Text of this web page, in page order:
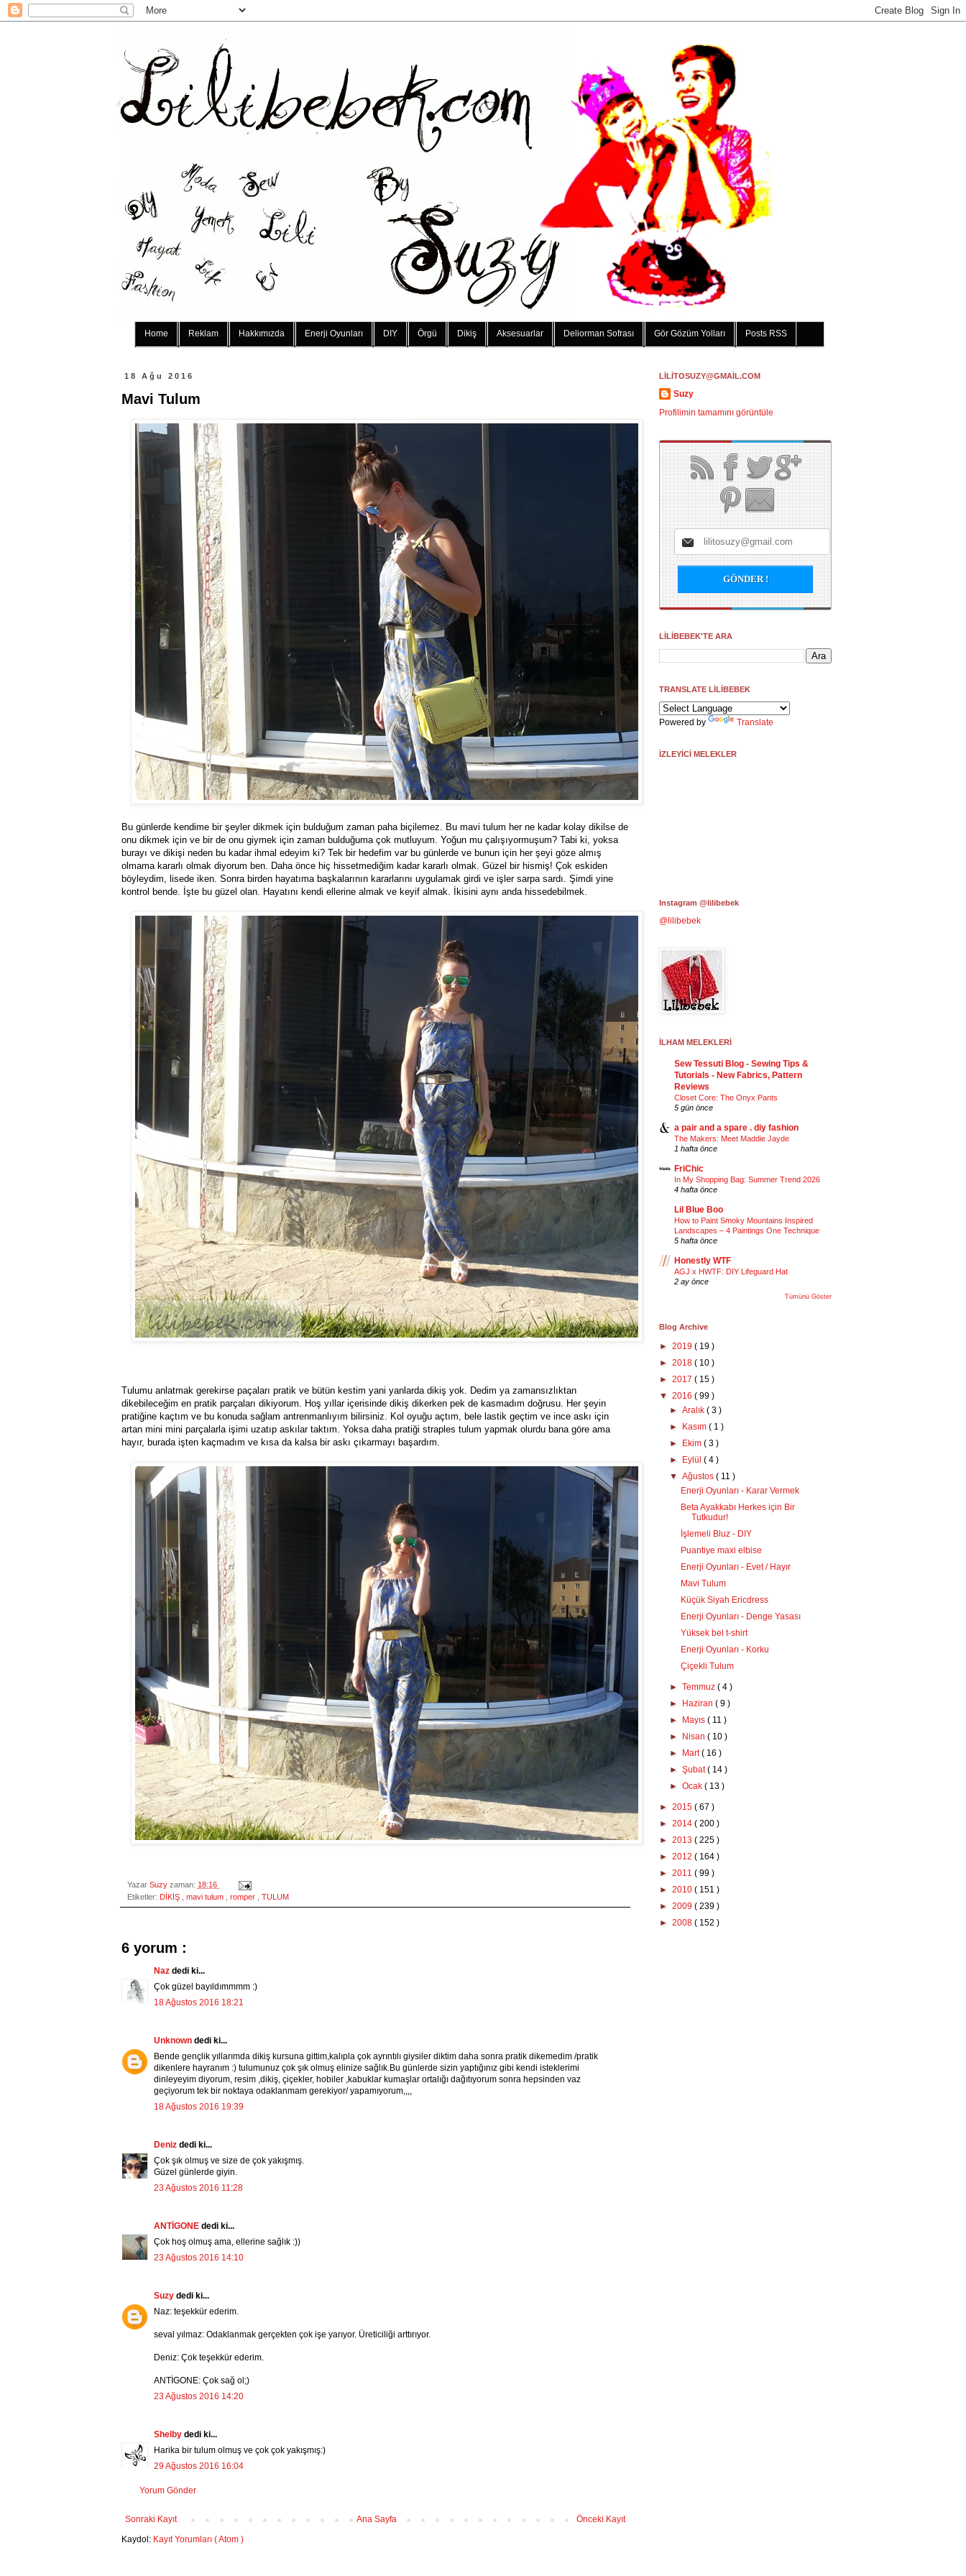
Home Reklam Hakkımızda Enerji Oyunları DIY Örgü Dikiş Aksesuarlar Deliorman Sofrası Gör Gözüm Yolları Posts RSS
18 Ağu 2016
Mavi Tulum
Bu günlerde kendime bir şeyler dikmek için bulduğum zaman paha biçilemez. Bu mavi tulum her ne kadar kolay dikilse de
onu dikmek için ve bir de onu giymek için zaman bulduğuma çok mutluyum. Yoğun mu çalışıyormuşum? Tabi ki, yoksa
burayı ve dikişi neden bu kadar ihmal edeyim ki? Tek bir hedefim var bu günlerde ve bunun için her şeyi göze almış
olmama kararlı olmak diyorum ben. Daha önce hiç hissetmediğim kadar kararlı olmak. Güzel bir hismiş! Çok eskiden
böyleydim, lisede iken. Sonra birden hayatıma başkalarının kararlarını uygulamak girdi ve işler sarpa sardı. Şimdi yine
kontrol bende. İşte bu güzel olan. Hayatını kendi ellerine almak ve keyif almak. İkisini aynı anda hissedebilmek.
Tulumu anlatmak gerekirse paçaları pratik ve bütün kestim yani yanlarda dikiş yok. Dedim ya zamansızlıktan
dikebileceğim en pratik parçaları dikiyorum. Hoş yıllar içerisinde dikiş dikerken pek de kasmadım doğrusu. Her şeyin
pratiğine kaçtım ve bu konuda sağlam antrenmanlıyım bilirsiniz. Kol oyuğu açtım, bele lastik geçtim ve ince askı için
artan mini mini parçalarla işimi uzatıp askılar taktım. Yoksa daha pratiği straples tulum yapmak olurdu bana göre ama
hayır, burada işten kaçmadım ve kısa da kalsa bir askı çıkarmayı başardım.
Yazar Suzy zaman: 18:16
Etiketler: DİKİŞ mavi tulum romper TULUM
6 yorum :
Naz dedi ki...
Çok güzel bayıldımmmm :)
18 Ağustos 2016 18:21
Unknown dedi ki...
Bende gençlik yıllarımda dikiş kursuna gittim,kalıpla çok ayrıntılı giysiler diktim daha sonra pratik dikemedim /pratik
dikenlere hayranım :) tulumunuz çok şık olmuş elinize sağlık.Bu günlerde sizin yaptığınız gibi kendi isteklerimi
dinleyeyim diyorum, resim ,dikiş, çiçekler, hobiler ,kabuklar kumaşlar ortalığı dağıtıyorum sonra hepsinden vaz
geçiyorum tek bir noktaya odaklanmam gerekiyor/ yapamıyorum,,,,
18 Ağustos 2016 19:39
Deniz dedi ki...
Çok şık olmuş ve size de çok yakışmış.
Güzel günlerde giyin.
23 Ağustos 2016 11:28
ANTİGONE dedi ki...
Çok hoş olmuş ama, ellerine sağlık :))
23 Ağustos 2016 14:10
Suzy dedi ki...
Naz: teşekkür ederim.
seval yılmaz: Odaklanmak gerçekten çok işe yarıyor. Üreticiliği arttırıyor.
Deniz: Çok teşekkür ederim.
ANTİGONE: Çok sağ ol;)
23 Ağustos 2016 14:20
Shelby dedi ki...
Harika bir tulum olmuş ve çok çok yakışmış:)
29 Ağustos 2016 16:04
Yorum Gönder
Sonraki Kayıt Önceki Kayıt
Ana Sayfa
Kaydol: Kayıt Yorumları ( Atom )
LİLİTOSUZY@GMAİL.COM
Suzy
Profilimin tamamını görüntüle
LİLİBEBEK'TE ARA
TRANSLATE LİLİBEBEK
Powered by Translate
İZLEYİCİ MELEKLER
Instagram @lilibebek
@lilibebek
İLHAM MELEKLERİ
Sew Tessuti Blog - Sewing Tips &
Tutorials - New Fabrics, Pattern
Reviews
Closet Core: The Onyx Pants
5 gün önce
a pair and a spare . diy fashion
The Makers: Meet Maddie Jayde
1 hafta önce
FriChic
In My Shopping Bag: Summer Trend 2026
4 hafta önce
Lil Blue Boo
How to Paint Smoky Mountains Inspired
Landscapes – 4 Paintings One Technique
5 hafta önce
Honestly WTF
AGJ x HWTF: DIY Lifeguard Hat
2 ay önce
Tümünü Göster
Blog Archive
► 2019 ( 19 )
► 2018 ( 10 )
► 2017 ( 15 )
▼ 2016 ( 99 )
►Aralık( 3 )
►
Kasım( 1 )
►
Ekim( 3 )
►
Eylül( 4 )
▼Ağustos( 11 )
Enerji Oyunları - Karar Vermek
Beta Ayakkabı Herkes için Bir
Tutkudur!
İşlemeli Bluz - DIY
Puantiye maxi elbise
Enerji Oyunları - Evet / Hayır
Mavi Tulum
Küçük Siyah Ericdress
Enerji Oyunları - Denge Yasası
Yüksek bel t-shirt
Enerji Oyunları - Korku
Çiçekli Tulum
►Temmuz( 4 )
►
Haziran( 9 )
►
Mayıs( 11 )
►
Nisan( 10 )
►
Mart( 16 )
►Şubat( 14 )
►Ocak( 13 )
► 2015 ( 67 )
► 2014 ( 200 )
► 2013 ( 225 )
► 2012 ( 164 )
► 2011 ( 99 )
► 2010 ( 151 )
► 2009 ( 239 )
► 2008 ( 152 )